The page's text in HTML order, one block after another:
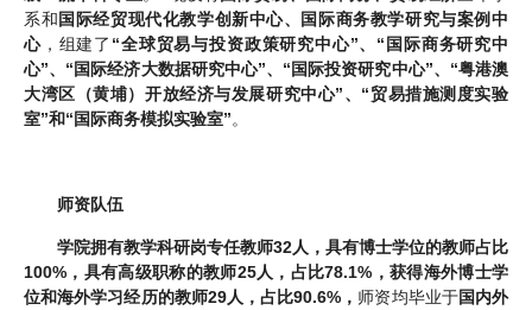
系和国际经贸现代化教学创新中心、国际商务教学研究与案例中
心，组建了 “全球贸易与投资政策研究中心”、“国际商务研究中
心”、“国际经济大数据研究中心”、“国际投资研究中心”、“粤港澳
大湾区（黄埔）开放经济与发展研究中心”、“贸易措施测度实验
室”和“国际商务模拟实验室”。
师资队伍
学院拥有教学科研岗专任教师32人，具有博士学位的教师占比
100%，具有高级职称的教师25人，占比78.1%，获得海外博士学
位和海外学习经历的教师29人，占比90.6%， 师资均毕业于国内外